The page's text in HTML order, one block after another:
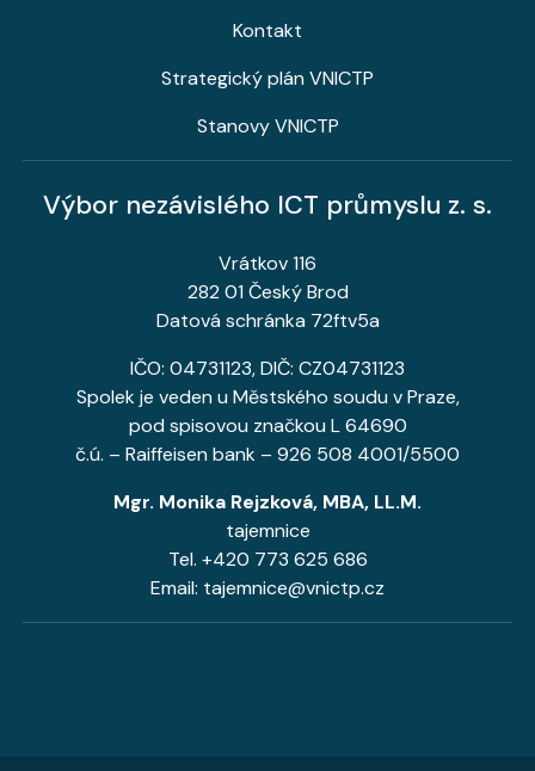
Kontakt
Strategický plán VNICTP
Stanovy VNICTP
Výbor nezávislého ICT průmyslu z. s.
Vrátkov 116
282 01 Český Brod
Datová schránka 72ftv5a
IČO: 04731123, DIČ: CZ04731123
Spolek je veden u Městského soudu v Praze,
pod spisovou značkou L 64690
č.ú. – Raiffeisen bank – 926 508 4001/5500
Mgr. Monika Rejzková, MBA, LL.M.
tajemnice
Tel. +420 773 625 686
Email: tajemnice@vnictp.cz